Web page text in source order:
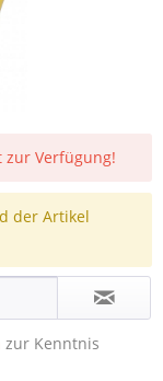
Verfügung!
der Artikel
zur Kenntnis